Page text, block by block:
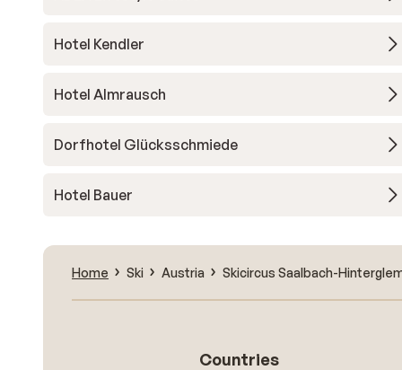
Hotel Kendler
Hotel Almrausch
Dorfhotel Glücksschmiede
Hotel Bauer
Home Ski Austria Skicircus Saalbach-
Countries